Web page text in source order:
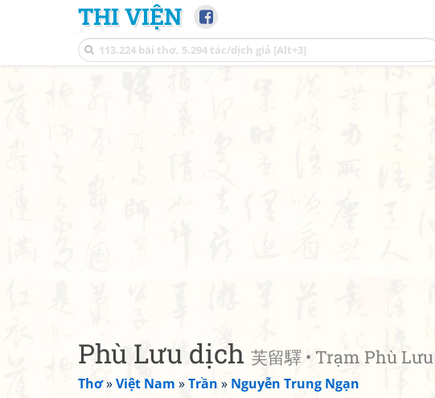
THI VIỆN
Phù Lưu dịch 芙留驛 • Trạm Phù Lưu
Thơ»Việt Nam »Trần » Nguyễn Trung Ngạn